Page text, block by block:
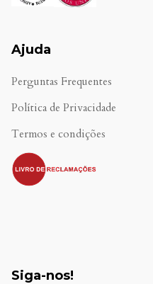
Ajuda
Perguntas Frequentes
Política de Privacidade
Termos e condições
.
Siga-nos!